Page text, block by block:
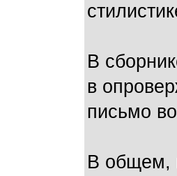
В
в
письмо
В общем,